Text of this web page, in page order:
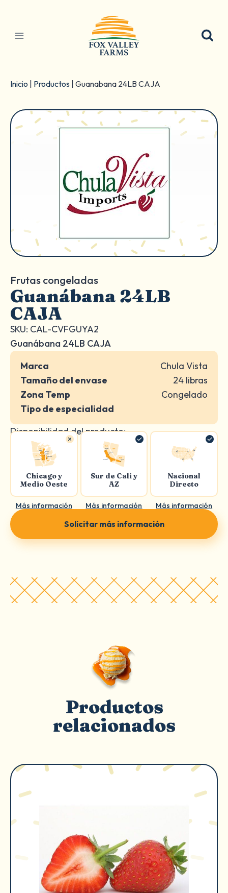
contenido
Inicio Productos Guanabana 24LB CAJA
Frutas congeladas
Guanábana 24LB
CAJA
SKU: CAL-CVFGUYA2
Guanábana 24LB CAJA
Marca
Chula Vista
Tamaño del envase
24 libras
Zona Temp
Congelado
Tipo de especialidad
Disponibilidad del producto:
Chicago y
Medio Oeste
Más información
Sur de Cali y
AZ
Más información
Nacional
Directo
Más información
Solicitar más información
Productos
relacionados